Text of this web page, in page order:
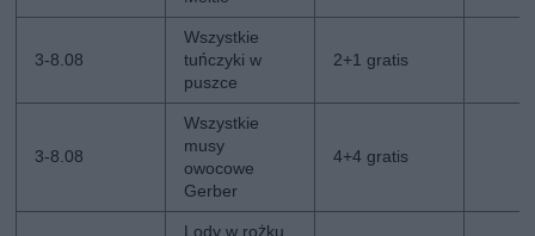
3-8.08
Wszystkie
tuńczyki w
puszce
2+1 gratis
3-8.08
Wszystkie
musy
owocowe
Gerber
4+4 gratis
Lody w rożku,